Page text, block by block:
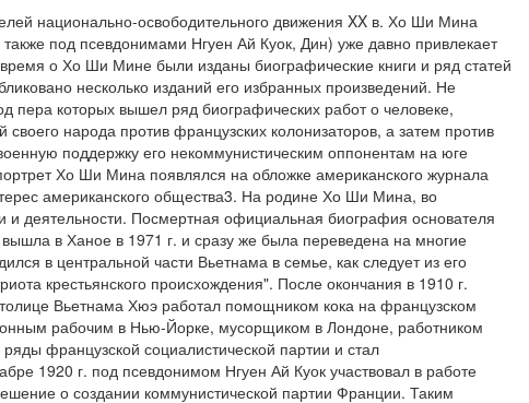
национально-освободительного движения XX в. Хо Ши Мина
под псевдонимами Нгуен Ай Куок, Дин) уже давно привлекает
о Хо Ши Мине были изданы биографические книги и ряд статей
несколько изданий его избранных произведений. Не
пера которых вышел ряд биографических работ о человеке,
народа против французских колонизаторов, а затем против
поддержку его некоммунистическим оппонентам на юге
Хо Ши Мина появлялся на обложке американского журнала
американского общества3. На родине Хо Ши Мина, во
и деятельности. Посмертная официальная биография основателя
в Ханое в 1971 г. и сразу же была переведена на многие
в центральной части Вьетнама в семье, как следует из его
крестьянского происхождения". После окончания в 1910 г.
Вьетнама Хюэ работал помощником кока на французском
рабочим в Нью-Йорке, мусорщиком в Лондоне, работником
французской социалистической партии и стал
1920 г. под псевдонимом Нгуен Ай Куок участвовал в работе
о создании коммунистической партии Франции. Таким